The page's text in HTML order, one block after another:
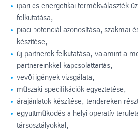
ipari és energetikai termékválaszték
felkutatása,
piaci potenciál azonosítása, szakmai
készítése,
új partnerek felkutatása, valamint a
partnereinkkel kapcsolattartás,
vevői igények vizsgálata,
műszaki specifikációk egyeztetése,
árajánlatok készítése, tendereken
együttműködés a helyi operatív
társosztályokkal,